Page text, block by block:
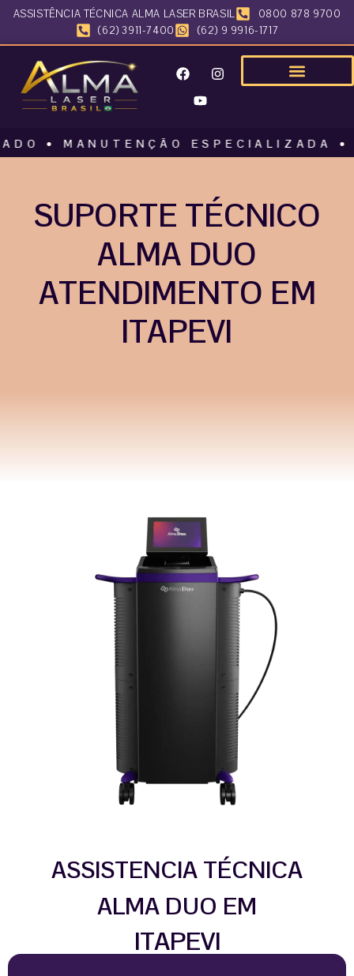
ASSISTÊNCIA TÉCNICA ALMA LASER BRASIL
0800 878 9700
(62) 3911-7400
(62) 9 9916-1717
• MANUTENÇÃO ESPECIALIZADA •
SUPORTE TÉCNICO
ALMA DUO
ATENDIMENTO EM
ITAPEVI
ASSISTENCIA TÉCNICA
ALMA DUO EM
ITAPEVI